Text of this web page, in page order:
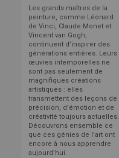
Les grands maîtres de la
peinture, comme Léonard
de Vinci, Claude Monet et
Vincent van Gogh,
continuent d’inspirer des
générations entières. Leurs
œuvres intemporelles ne
sont pas seulement de
magnifiques créations
artistiques : elles
transmettent des leçons de
précision, d’émotion et de
créativité toujours actuelles.
Découvrons ensemble ce
que ces génies de l’art ont
encore à nous apprendre
aujourd’hui.